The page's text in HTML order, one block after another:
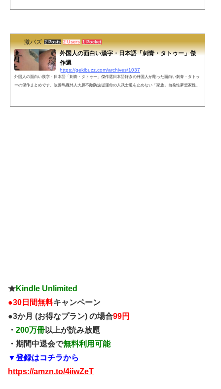
激バズ 2 Posts 2 Users 1 Pocket
外国人の面白い漢字・日本語「刺青・タトゥー」傑
作選
https://gekibuzz.com/archives/1037
外国人の面白い漢字・日本語「刺青・タトゥー」傑作選日本語好きの外国人が彫った面白い刺青・タトゥ
ーの傑作まとめです。改善馬鹿外人大胆不敵防波堤運命の人武士道を止めない「家族」自発性夢想家性感
★Kindle Unlimited
●30日間無料キャンペーン
●3か月 (お得なプラン) の場合99円
・ 200万冊以上が読み放題
・期間中退会で無料利用可能
▼登録はコチラから
https://amzn.to/4iiwZeT